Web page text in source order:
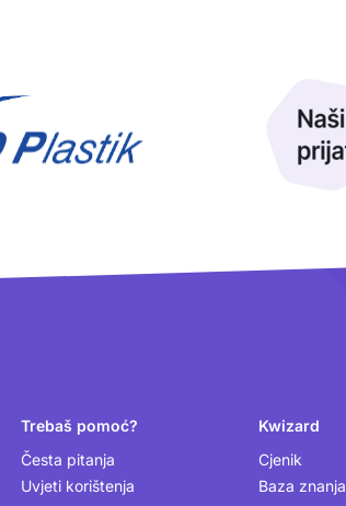
Trebaš pomoć?
Česta pitanja
Uvjeti korištenja
Kwizard
Cjenik
Baza znanja